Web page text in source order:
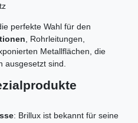
perfekte Wahl für den
, Rohrleitungen,
Metallflächen, die
ausgesetzt sind.
: Brillux ist bekannt für seine